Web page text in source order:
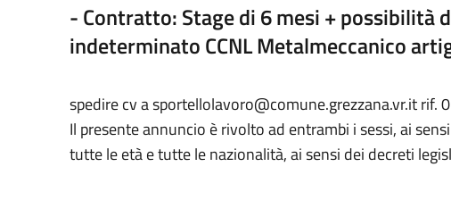
- Contratto: Stage di 6 mesi + possibilità
indeterminato CCNL Metalmeccanico
spedire cv a sportellolavoro@comune.grezzana.vr.it rif.
Il presente annuncio è rivolto ad entrambi i sessi, ai
tutte le età e tutte le nazionalità, ai sensi dei decreti